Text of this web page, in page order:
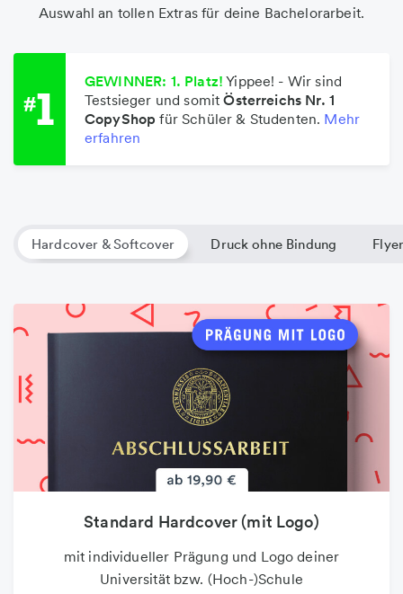
Auswahl an tollen Extras für deine Bachelorarbeit.
GEWINNER: 1. Platz! Yippee! - Wir sind
Testsieger und somitÖsterreichs Nr. 1
CopyShop für Schüler & Studenten. Mehr
erfahren
Hardcover & Softcover Druck ohne Bindung
Standard Hardcover (mit Logo)
mit individueller Prägung und Logo deiner
Universität bzw. (Hoch-)Schule
Einzelblätter drucken (Loseblatt)
ungebundenen Einzelseiten in Schwarzweiß und
Farbe drucken
Flyer
Brillantes und perfektes Druckergebnis in
verschiedenen Sonderformen